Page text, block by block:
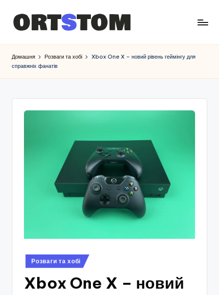
Домашня Розваги та хобі
Xbox One X – новий рівень геймінгу для
справжніх фанатів
Опубліковано
у
Розваги та хобі
Xbox One X – новий